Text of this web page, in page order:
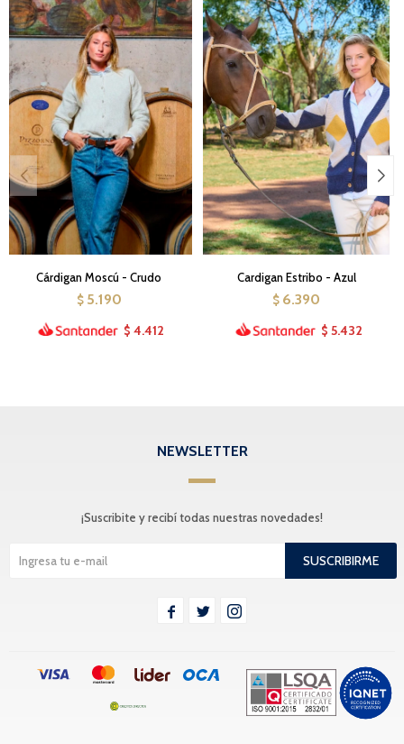
Cárdigan Moscú - Crudo
$ 5.190
$ 4.412
Cardigan Estribo - Azul
$ 6.390
$ 5.432
NEWSLETTER
¡Suscribite y recibí todas nuestras novedades!
SUSCRIBIRME
  